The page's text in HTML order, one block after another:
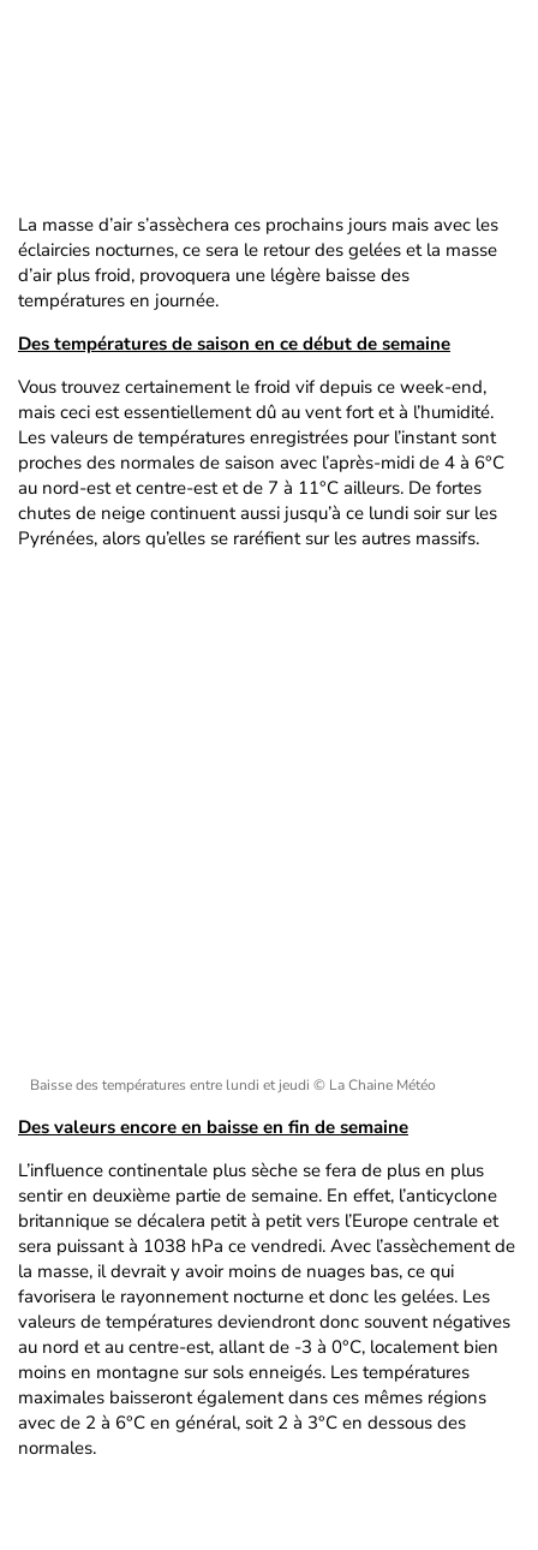
La masse d’air s’assèchera ces prochains jours mais avec les
éclaircies nocturnes, ce sera le retour des gelées et la masse
d’air plus froid, provoquera une légère baisse des
températures en journée.
Des températures de saison en ce début de semaine
Vous trouvez certainement le froid vif depuis ce week-end,
mais ceci est essentiellement dû au vent fort et à l’humidité.
Les valeurs de températures enregistrées pour l’instant sont
proches des normales de saison avec l’après-midi de 4 à 6°C
au nord-est et centre-est et de 7 à 11°C ailleurs. De fortes
chutes de neige continuent aussi jusqu’à ce lundi soir sur les
Pyrénées, alors qu’elles se raréfient sur les autres massifs.
Baisse des températures entre lundi et jeudi © La Chaine Météo
Des valeurs encore en baisse en fin de semaine
L’influence continentale plus sèche se fera de plus en plus
sentir en deuxième partie de semaine. En effet, l’anticyclone
britannique se décalera petit à petit vers l’Europe centrale et
sera puissant à 1038 hPa ce vendredi. Avec l’assèchement de
la masse, il devrait y avoir moins de nuages bas, ce qui
favorisera le rayonnement nocturne et donc les gelées. Les
valeurs de températures deviendront donc souvent négatives
au nord et au centre-est, allant de -3 à 0°C, localement bien
moins en montagne sur sols enneigés. Les températures
maximales baisseront également dans ces mêmes régions
avec de 2 à 6°C en général, soit 2 à 3°C en dessous des
normales.